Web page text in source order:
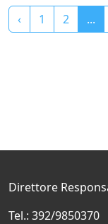
‹ 1 2 ...
Direttore
Tel.: 392/9850370